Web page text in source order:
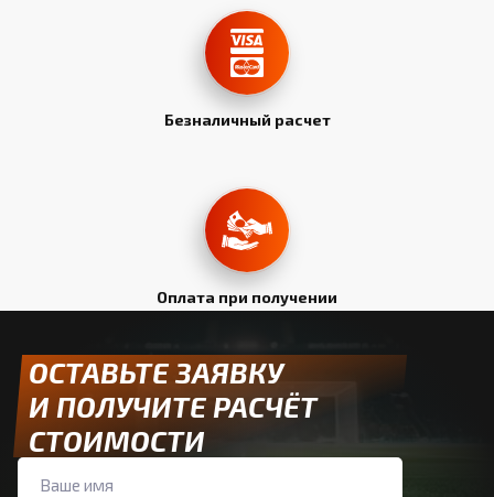
Безналичный расчет
Оплата при получении
ОСТАВЬТЕ ЗАЯВКУ
И ПОЛУЧИТЕ РАСЧЁТ
СТОИМОСТИ